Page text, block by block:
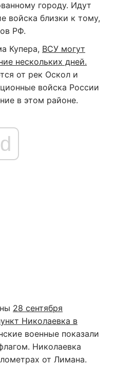
городу. Идут
войска близки к тому,
РФ.
Купера, ВСУ могут
нескольких дней.
от рек Оскол и
войска России
в этом районе.
28 сентября
Николаевка в
военные показали
Николаевка
от Лимана.